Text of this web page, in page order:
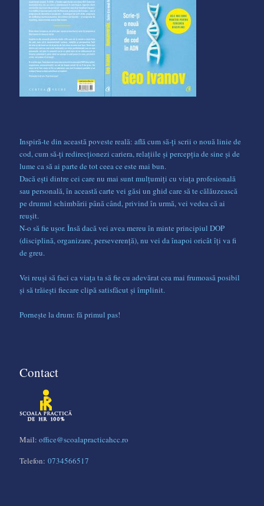
Inspiră-te din această poveste reală: află cum să-ți scrii o nouă linie de
cod, cum să-ți redirecționezi cariera, relațiile și percepția de sine și de
lume ca să ai parte de tot ceea ce este mai bun.
Dacă ești dintre cei care nu mai sunt mulțumiți cu viața profesională
sau personală, în această carte vei găsi un ghid care să te călăuzească
pe drumul schimbării până când, privind în urmă, vei vedea că ai
reușit.
N-o să fie ușor. Însă dacă vei avea mereu în minte principiul DOP
(disciplină, organizare, perseverență), nu vei da înapoi oricât îți va fi
de greu.
Vei reuși să faci ca viața ta să fie cu adevărat cea mai frumoasă posibil
și să trăiești fiecare clipă satisfăcut și împlinit.
Pornește la drum: fă primul pas!
Contact
Mail: office@scoalapracticahcc.ro
Telefon: 0734566517